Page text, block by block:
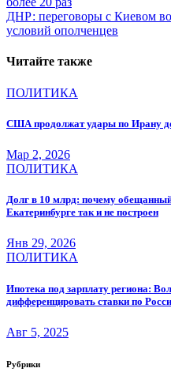
по
записям
ДНР: переговоры с Киевом
условий ополченцев
Читайте также
ПОЛИТИКА
США продолжат удары по Ирану
Мар 2, 2026
ПОЛИТИКА
Долг в 10 млрд: почему
Екатеринбурге так и не построен
Янв 29, 2026
ПОЛИТИКА
Ипотека под зарплату региона:
дифференцировать ставки по
Авг 5, 2025
Рубрики